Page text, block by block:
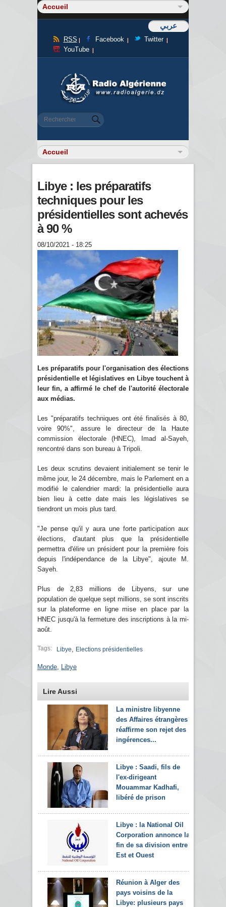
عربي
RSS Facebook
Twitter
YouTube
Formulaire de recherche
Rechercher
Libye : les préparatifs
techniques pour les
présidentielles sont achevés
à 90 %
08/10/2021 - 18:25
Les préparatifs pour l'organisation des élections
présidentielle et législatives en Libye touchent à
leur fin, a affirmé le chef de l'autorité électorale
aux médias.
Les "préparatifs techniques ont été finalisés à 80,
voire 90%", assure le directeur de la Haute
commission électorale (HNEC), Imad al-Sayeh,
rencontré dans son bureau à Tripoli.
Les deux scrutins devaient initialement se tenir le
même jour, le 24 décembre, mais le Parlement en a
modifié le calendrier mardi: la présidentielle aura
bien lieu à cette date mais les législatives se
tiendront un mois plus tard.
"Je pense qu'il y aura une forte participation aux
élections, d'autant plus que la présidentielle
permettra d'élire un président pour la première fois
depuis l'indépendance de la Libye", ajoute M.
Sayeh.
Plus de 2,83 millions de Libyens, sur une
population de quelque sept millions, se sont inscrits
sur la plateforme en ligne mise en place par la
HNEC jusqu'à la fermeture des inscriptions à la mi-
août.
Tags: Libye Elections présidentielles
Monde Libye
Lire Aussi
La ministre libyenne
des Affaires étrangères
réaffirme son rejet des
ingérences...
Libye : Saadi, fils de
l'ex-dirigeant
Mouammar Kadhafi,
libéré de prison
Libye : la National Oil
Corporation annonce la
fin de sa division entre
Est et Ouest
Réunion à Alger des
pays voisins de la
Libye: plusieurs pays